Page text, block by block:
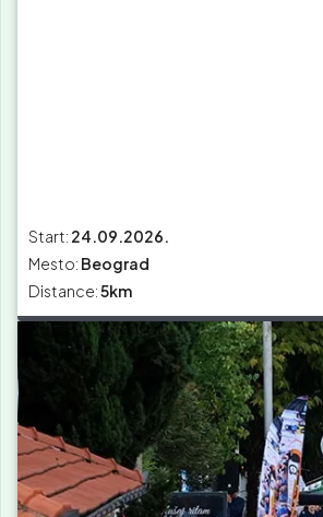
Start: 24.09.2026.
Mesto: Beograd
Distance:5km